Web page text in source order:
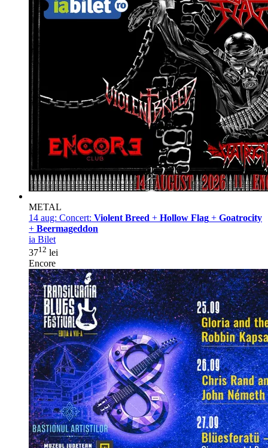
METAL
14 aug: Concert: Violent Breed + Hollow Flag + Goatrocity
+ Beermageddon
ia Bilet
3712 lei
Encore